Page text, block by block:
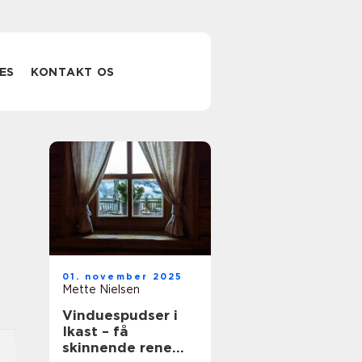
KONTAKT OS
01. november 2025
Mette Nielsen
Vinduespudser i
Ikast – få
skinnende rene